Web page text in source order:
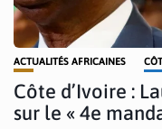
ACTUALITÉS AFRICAINES
Côte d’Ivoire :
sur le « 4e